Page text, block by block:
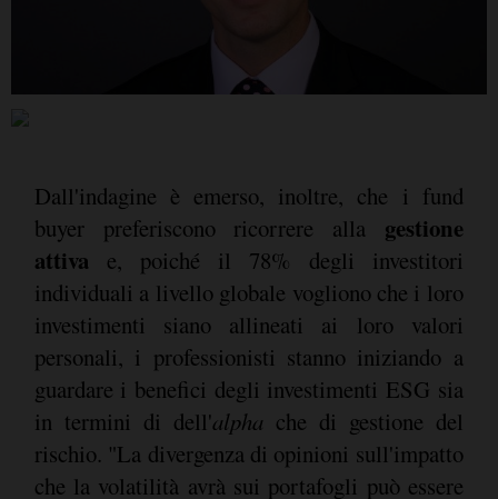
Dall'indagine è emerso, inoltre, che i fund
buyer preferiscono ricorrere alla gestione
attiva e, poiché il 78% degli investitori
individuali a livello globale vogliono che i loro
investimenti siano allineati ai loro valori
personali, i professionisti stanno iniziando a
guardare i benefici degli investimenti ESG sia
in termini di dell'alpha che di gestione del
rischio. "La divergenza di opinioni sull'impatto
che la volatilità avrà sui portafogli può essere